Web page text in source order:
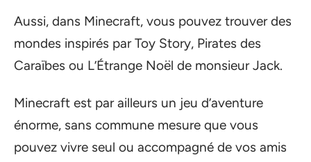
Aussi, dans Minecraft, vous pouvez trouver des
mondes inspirés par Toy Story, Pirates des
Caraïbes ou L’Étrange Noël de monsieur Jack.
Minecraft est par ailleurs un jeu d’aventure
énorme, sans commune mesure que vous
pouvez vivre seul ou accompagné de vos amis